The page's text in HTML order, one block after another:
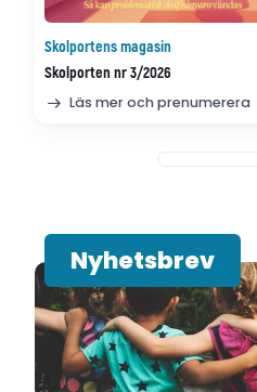
Skolportens magasin
Skolporten nr 3/2026
Läs mer och prenumerera
Nyhetsbrev